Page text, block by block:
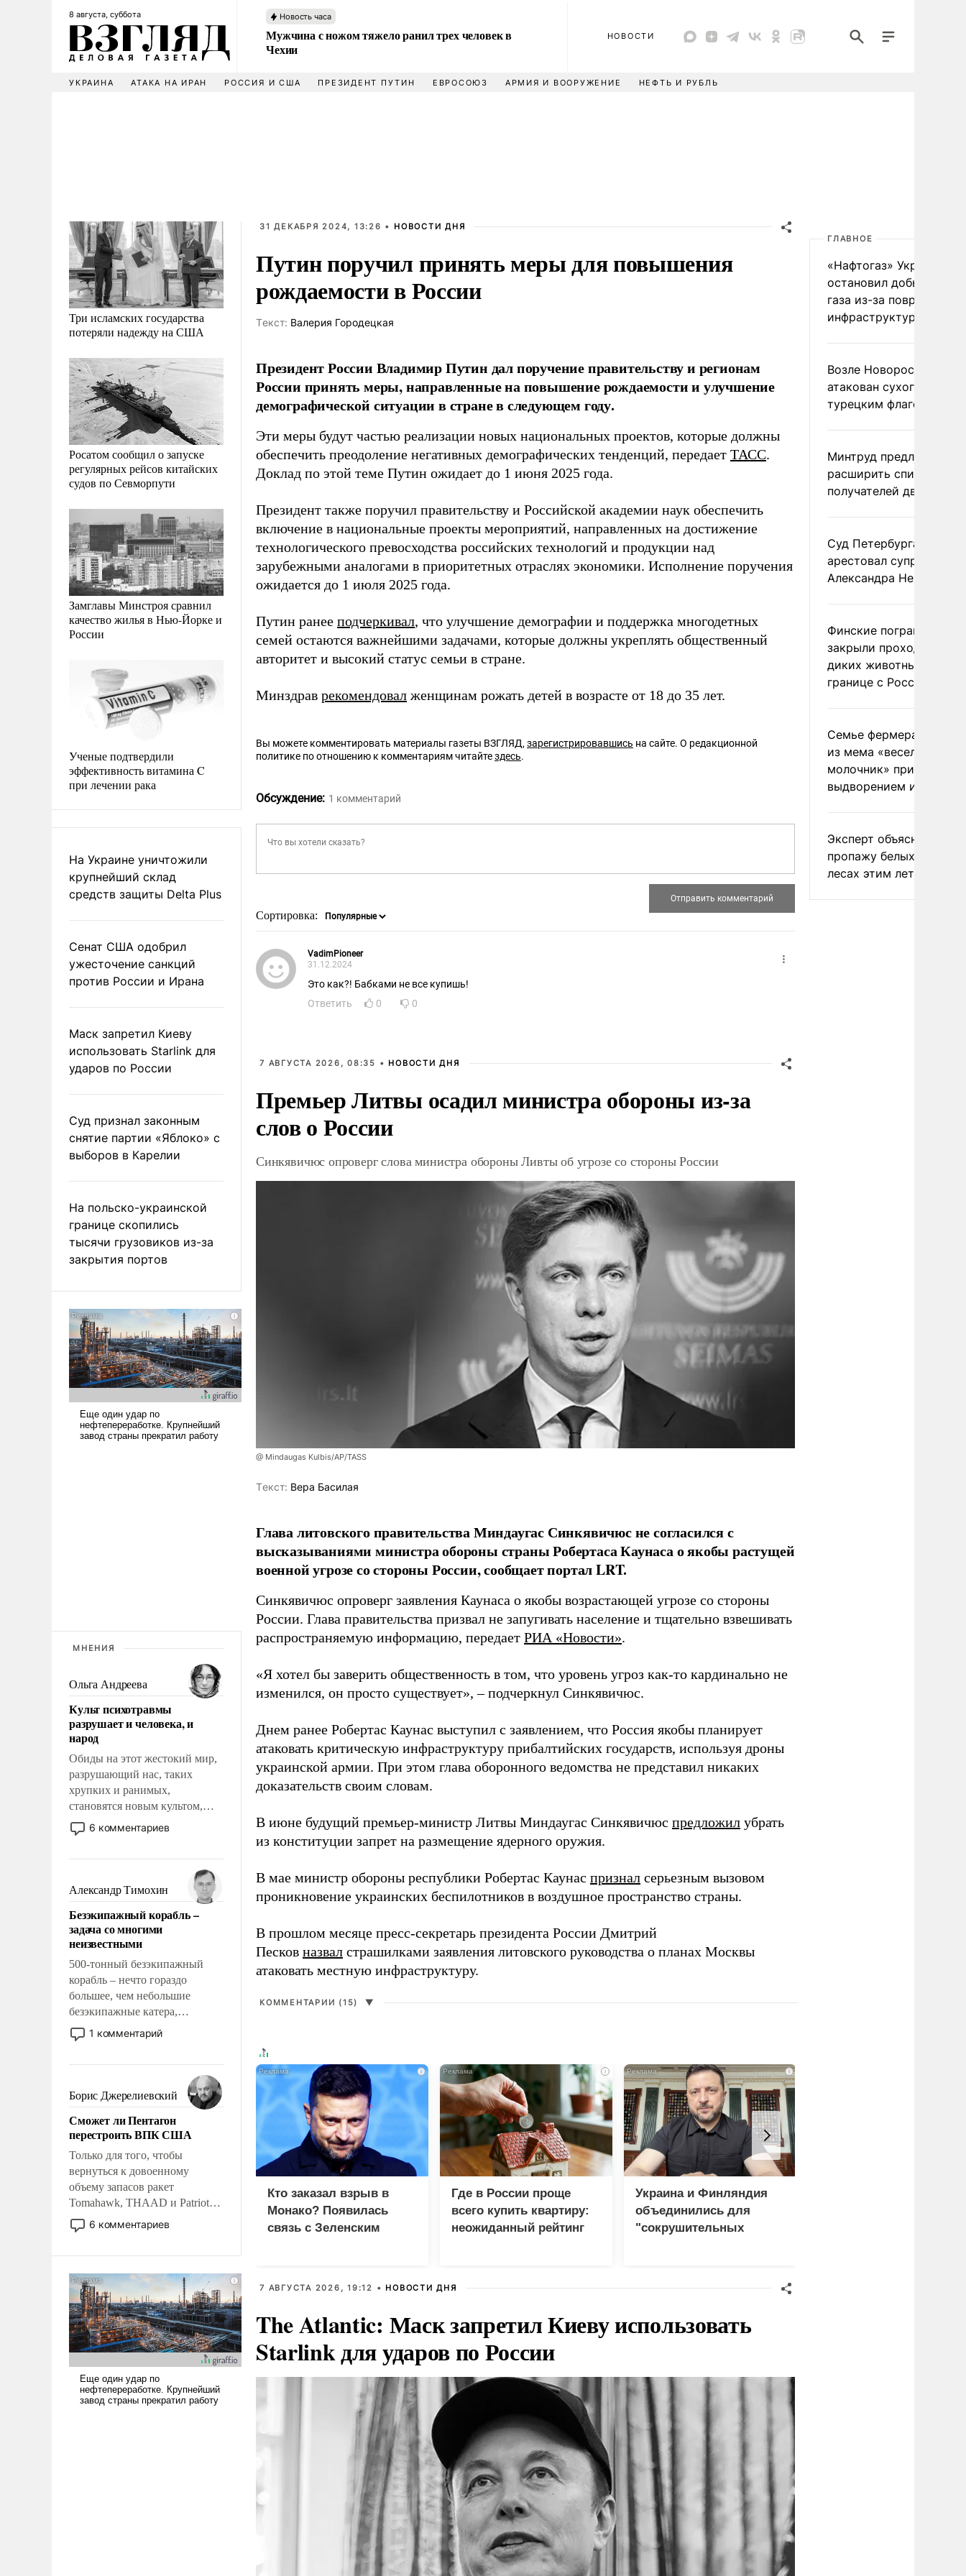
8 августа, суббота Новость часа
Мужчина с ножом тяжело ранил трех человек в
Чехии
НОВОСТИ
УКРАИНА АТАКА НА ИРАН РОССИЯ И США ПРЕЗИДЕНТ ПУТИН ЕВРОСОЮЗ АРМИЯ И ВООРУЖЕНИЕ НЕФТЬ И РУБЛЬ
Три исламских государства
потеряли надежду на США
Росатом сообщил о запуске
регулярных рейсов китайских
судов по Севморпути
Замглавы Минстроя сравнил
качество жилья в Нью-Йорке и
России
Ученые подтвердили
эффективность витамина C
при лечении рака
На Украине уничтожили
крупнейший склад
средств защиты Delta Plus
Сенат США одобрил
ужесточение санкций
против России и Ирана
Маск запретил Киеву
использовать Starlink для
ударов по России
Суд признал законным
снятие партии «Яблоко» с
выборов в Карелии
На польско-украинской
границе скопились
тысячи грузовиков из-за
закрытия портов
МНЕНИЯ
Ольга Андреева
Культ психотравмы
разрушает и человека, и
народ
Обиды на этот жестокий мир,
разрушающий нас, таких
хрупких и ранимых,
становятся новым культом,
постепенно вытесняя и
отменяя традиционное
мужественным и твердым под
ударами судьбы, брать на себя
ответственность, помогать
слабым, идти вперед и
адаптироваться.
6 комментариев
Александр Тимохин
Безэкипажный корабль –
задача со многими
неизвестными
500-тонный безэкипажный
корабль – нечто гораздо
большее, чем небольшие
безэкипажные катера,
применение которых уже
стало обыденностью. Задача по
сложна и амбициозна. Однако
и ее реализация радикально
поднимет наши боевые
возможности.
1 комментарий
Борис Джерелиевский
Сможет ли Пентагон
перестроить ВПК США
Только для того, чтобы
вернуться к довоенному
объему запасов ракет
Tomahawk, THAAD и Patriot
США потребуется более трех
лет. Даже небольшая война с
Сложившаяся ситуация
означает многолетний период
уязвимости США, например,
перед Китаем.
6 комментариев
31 ДЕКАБРЯ 2024, 13:26 • НОВОСТИ ДНЯ
Путин поручил принять меры для повышения
рождаемости в России
Tекст: Валерия Городецкая
Президент России Владимир Путин дал поручение правительству и регионам
России принять меры, направленные на повышение рождаемости и улучшение
демографической ситуации в стране в следующем году.
Эти меры будут частью реализации новых национальных проектов, которые должны
обеспечить преодоление негативных демографических тенденций, передает ТАСС.
Доклад по этой теме Путин ожидает до 1 июня 2025 года.
Президент также поручил правительству и Российской академии наук обеспечить
включение в национальные проекты мероприятий, направленных на достижение
технологического превосходства российских технологий и продукции над
зарубежными аналогами в приоритетных отраслях экономики. Исполнение поручения
ожидается до 1 июля 2025 года.
Путин ранее подчеркивал, что улучшение демографии и поддержка многодетных
семей остаются важнейшими задачами, которые должны укреплять общественный
авторитет и высокий статус семьи в стране.
Минздрав рекомендовал женщинам рожать детей в возрасте от 18 до 35 лет.
Вы можете комментировать материалы газеты ВЗГЛЯД, зарегистрировавшись на сайте. О редакционной
политике по отношению к комментариям читайтездесь.
Обсуждение: 1 комментарий
Сортировка:
VadimPioneer
31.12.2024
Это как?! Бабками не все купишь!
Ответить
0 0
7 АВГУСТА 2026, 08:35 • НОВОСТИ ДНЯ
Премьер Литвы осадил министра обороны из-за
слов о России
Синкявичюс опроверг слова министра обороны Ливты об угрозе со стороны России
@ Mindaugas Kulbis/AP/TASS
Tекст: Вера Басилая
Глава литовского правительства Миндаугас Синкявичюс не согласился с
высказываниями министра обороны страны Робертаса Каунаса о якобы растущей
военной угрозе со стороны России, сообщает портал LRT.
Синкявичюс опроверг заявления Каунаса о якобы возрастающей угрозе со стороны
России. Глава правительства призвал не запугивать население и тщательно взвешивать
распространяемую информацию, передает РИА «Новости».
«Я хотел бы заверить общественность в том, что уровень угроз как-то кардинально не
изменился, он просто существует», – подчеркнул Синкявичюс.
Днем ранее Робертас Каунас выступил с заявлением, что Россия якобы планирует
атаковать критическую инфраструктуру прибалтийских государств, используя дроны
украинской армии. При этом глава оборонного ведомства не представил никаких
доказательств своим словам.
В июне будущий премьер-министр Литвы Миндаугас Синкявичюс предложил убрать
из конституции запрет на размещение ядерного оружия.
В мае министр обороны республики Робертас Каунас признал серьезным вызовом
проникновение украинских беспилотников в воздушное пространство страны.
В прошлом месяце пресс-секретарь президента России Дмитрий
Песков назвал страшилками заявления литовского руководства о планах Москвы
атаковать местную инфраструктуру.
КОММЕНТАРИИ (15) ▼
i
Кто заказал взрыв в
Монако? Появилась
связь с Зеленским
i
Где в России проще
всего купить квартиру:
неожиданный рейтинг
i
Украина и Финляндия
объединились для
"сокрушительных
7 АВГУСТА 2026, 19:12 • НОВОСТИ ДНЯ
The Atlantic: Маск запретил Киеву использовать
Starlink для ударов по России
ГЛАВНОЕ
«Нафтогаз» Украины
остановил добычу
газа из-за повреждения
инфраструктуры
Возле Новороссийска
атакован сухогруз под
турецким флагом
Минтруд предложил
расширить список
получателей двух
Суд Петербурга заочно
арестовал супругу
Александра Невзорова
Финские пограничники
закрыли проходы для
диких животных на
границе с Россией
Семье фермера
из мема «веселый
молочник» пригрозили
выдворением из
Эксперт объяснил
пропажу белых грибов
лесах этим летом